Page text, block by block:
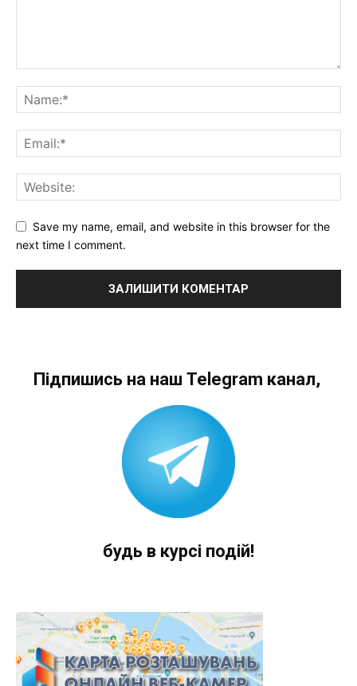
Save my name, email, and website in this browser for the
next time I comment.
Підпишись на наш Telegram канал,
будь в курсі подій!